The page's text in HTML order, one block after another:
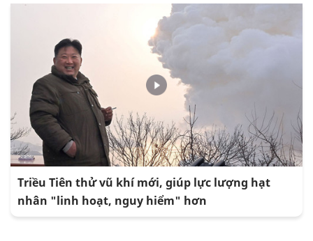
Triều Tiên thử vũ khí mới, giúp lực lượng hạt
nhân "linh hoạt, nguy hiểm" hơn